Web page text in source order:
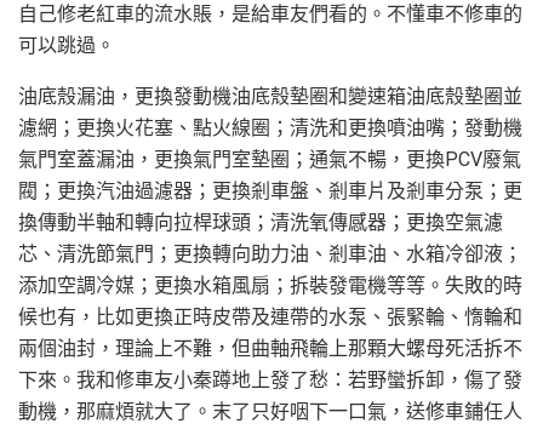
自己修老紅車的流水賬，是給車友們看的。不懂車不修車的
可以跳過。
油底殼漏油，更換發動機油底殼墊圈和變速箱油底殼墊圈並
濾網；更換火花塞、點火線圈；清洗和更換噴油嘴；發動機
氣門室蓋漏油，更換氣門室墊圈；通氣不暢，更換PCV廢氣
閥；更換汽油過濾器；更換剎車盤、剎車片及剎車分泵；更
換傳動半軸和轉向拉桿球頭；清洗氧傳感器；更換空氣濾
芯、清洗節氣門；更換轉向助力油、剎車油、水箱冷卻液；
添加空調冷媒；更換水箱風扇；拆裝發電機等等。失敗的時
候也有，比如更換正時皮帶及連帶的水泵、張緊輪、惰輪和
兩個油封，理論上不難，但曲軸飛輪上那顆大螺母死活拆不
下來。我和修車友小秦蹲地上發了愁：若野蠻拆卸，傷了發
動機，那麻煩就大了。末了只好咽下一口氣，送修車鋪任人